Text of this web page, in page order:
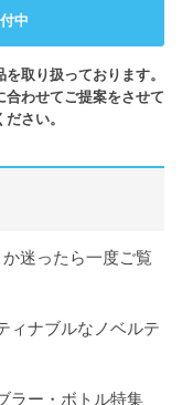
中
取り扱っております。
合わせてご提案をさせて
さい。
迷ったら一度ご覧